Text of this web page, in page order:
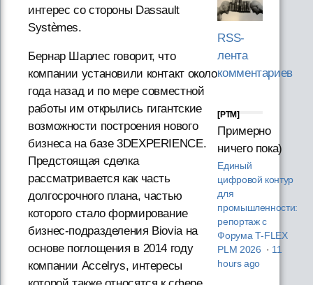
интерес со стороны Dassault
Systèmes.
Бернар Шарлес говорит, что
компании установили контакт около
года назад и по мере совместной
работы им открылись гигантские
возможности построения нового
бизнеса на базе 3DEXPERIENCE.
Предстоящая сделка
рассматривается как часть
долгосрочного плана, частью
которого стало формирование
бизнес-подразделения Biovia на
основе поглощения в 2014 году
компании Accelrys, интересы
RSS-
лента
комментариев
[PTM]
Примерно
ничего пока)
Единый
цифровой контур
для
промышленности:
репортаж с
Форума T‑FLEX
PLM 2026 · 11
hours ago